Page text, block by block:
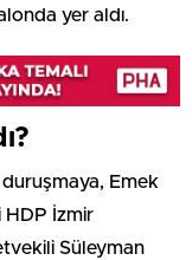
yer aldı.
Emek
HDP İzmir
Süleyman